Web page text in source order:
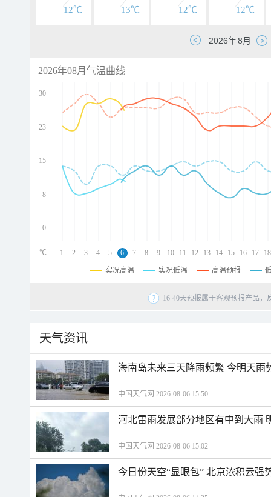
12℃ 13℃ 12℃ 12℃
2026年08月气温曲线
30
23
15
8
0
1 2 3 4 5 6 7 8 9 10 11 12 13 14 15 16 17 18
℃
实况高温 实况低温 高温预报
16-40天预报属于客观预报产品
天气资讯
海南岛未来三天降雨频繁 今明天雨
中国天气网 2026-08-06 15:50
河北雷雨发展部分地区有中到大雨
中国天气网 2026-08-06 15:02
今日份天空“显眼包” 北京浓积云强